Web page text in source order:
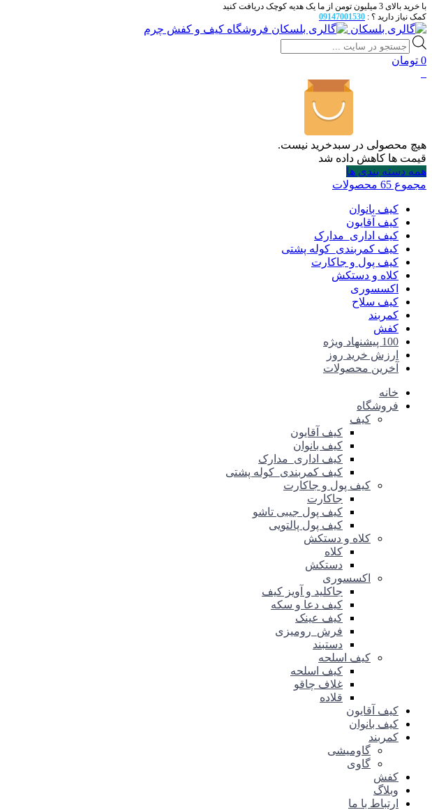
با خرید بالای 3 میلیون تومن از ما یک هدیه کوچک دریافت کنید
کمک نیاز دارید ؟ : 09147001530
فروشگاه کیف و کفش چرم
Products
search
0 تومان
هیچ محصولی در سبدخرید نیست.
قیمت ها کاهش داده شد
همه دسته بندی ها
مجموع 65 محصولات
کیف بانوان
کیف آقایون
کیف اداری_مدارک
کیف کمربندی_کوله پشتی
کیف پول و جاکارت
کلاه و دستکش
اکسسوری
کیف سلاح
کمربند
کفش
100 پیشنهاد ویژه
ارزش خرید روز
آخرین محصولات
خانه
فروشگاه
کیف
کیف آقایون
کیف بانوان
کیف اداری_مدارک
کیف کمربندی_کوله پشتی
کیف پول و جاکارت
جاکارت
کیف پول جیبی تاشو
کیف پول پالتویی
کلاه و دستکش
کلاه
دستکش
اکسسوری
جاکلید و آویز کیف
کیف دعا و سکه
کیف عینک
فرش_رومیزی
دستبند
کیف اسلحه
کیف اسلحه
غلاف چاقو
قلاده
کیف آقایون
کیف بانوان
کمربند
گاومیشی
گاوی
کفش
وبلاگ
ارتباط با ما